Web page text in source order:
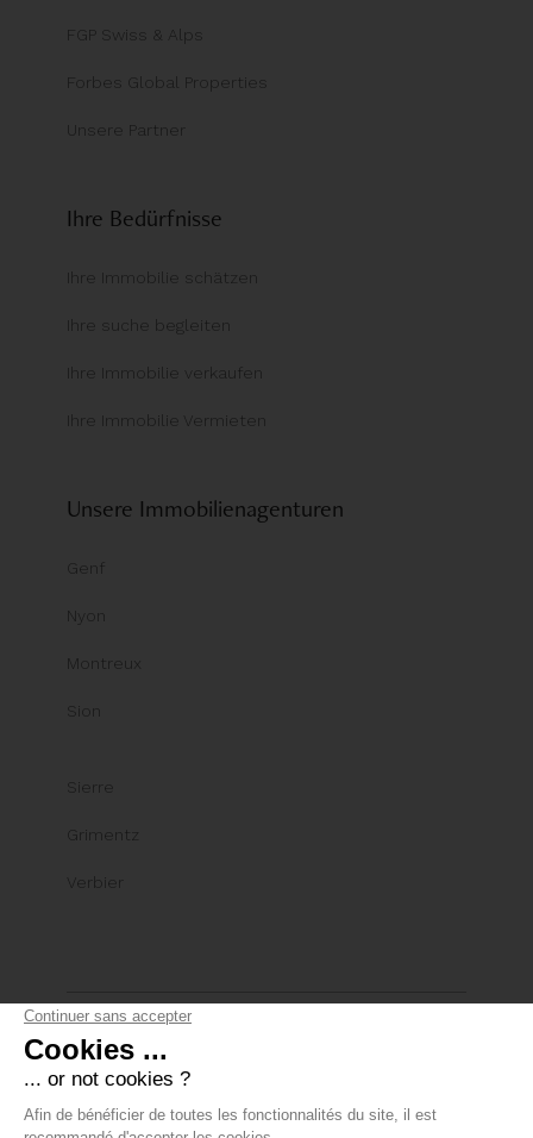
FGP Swiss & Alps
Forbes Global Properties
Unsere Partner
Ihre Bedürfnisse
Ihre Immobilie schätzen
Ihre suche begleiten
Ihre Immobilie verkaufen
Ihre Immobilie Vermieten
Unsere Immobilienagenturen
Genf
Nyon
Montreux
Sion
Sierre
Grimentz
Verbier
© Comptoir Immobilier Group